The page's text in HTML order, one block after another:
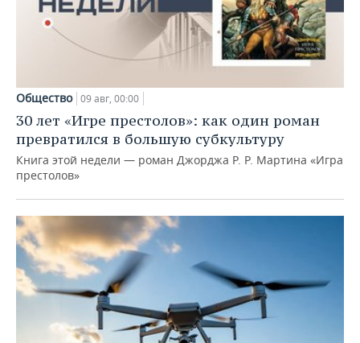
Общество 09 авг, 00:00
30 лет «Игре престолов»: как один роман
превратился в большую субкультуру
Книга этой недели — роман Джорджа Р. Р. Мартина «Игра
престолов»